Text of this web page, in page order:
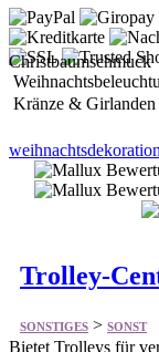
Kränze & Girlanden
Trolley-
SONSTIGES > SONST
Bietet Trolleys für